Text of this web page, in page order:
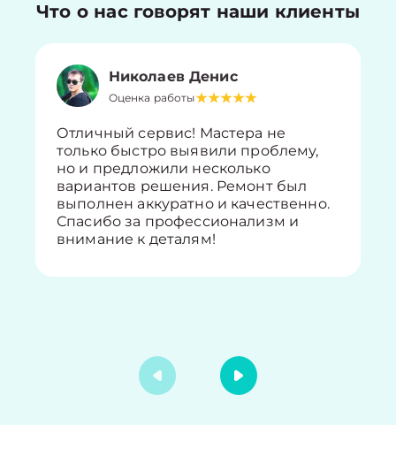
Что о нас говорят наши клиенты
Николаев Денис
Оценка работы
Отличный сервис! Мастера не
только быстро выявили проблему,
но и предложили несколько
вариантов решения. Ремонт был
выполнен аккуратно и качественно.
Спасибо за профессионализм и
внимание к деталям!